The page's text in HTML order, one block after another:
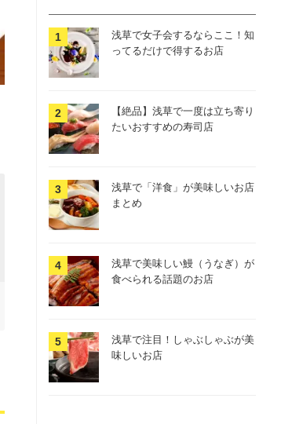
浅草で女子会するならここ！知
ってるだけで得するお店
【絶品】浅草で一度は立ち寄り
たいおすすめの寿司店
浅草で「洋食」が美味しいお店
まとめ
浅草で美味しい鰻（うなぎ）が
食べられる話題のお店
浅草で注目！しゃぶしゃぶが美
味しいお店